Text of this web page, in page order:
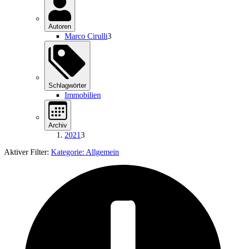
Autoren
Marco Cirulli3
Schlagwörter
Immobilien
Archiv
20213
Aktiver Filter: Kategorie: Allgemein